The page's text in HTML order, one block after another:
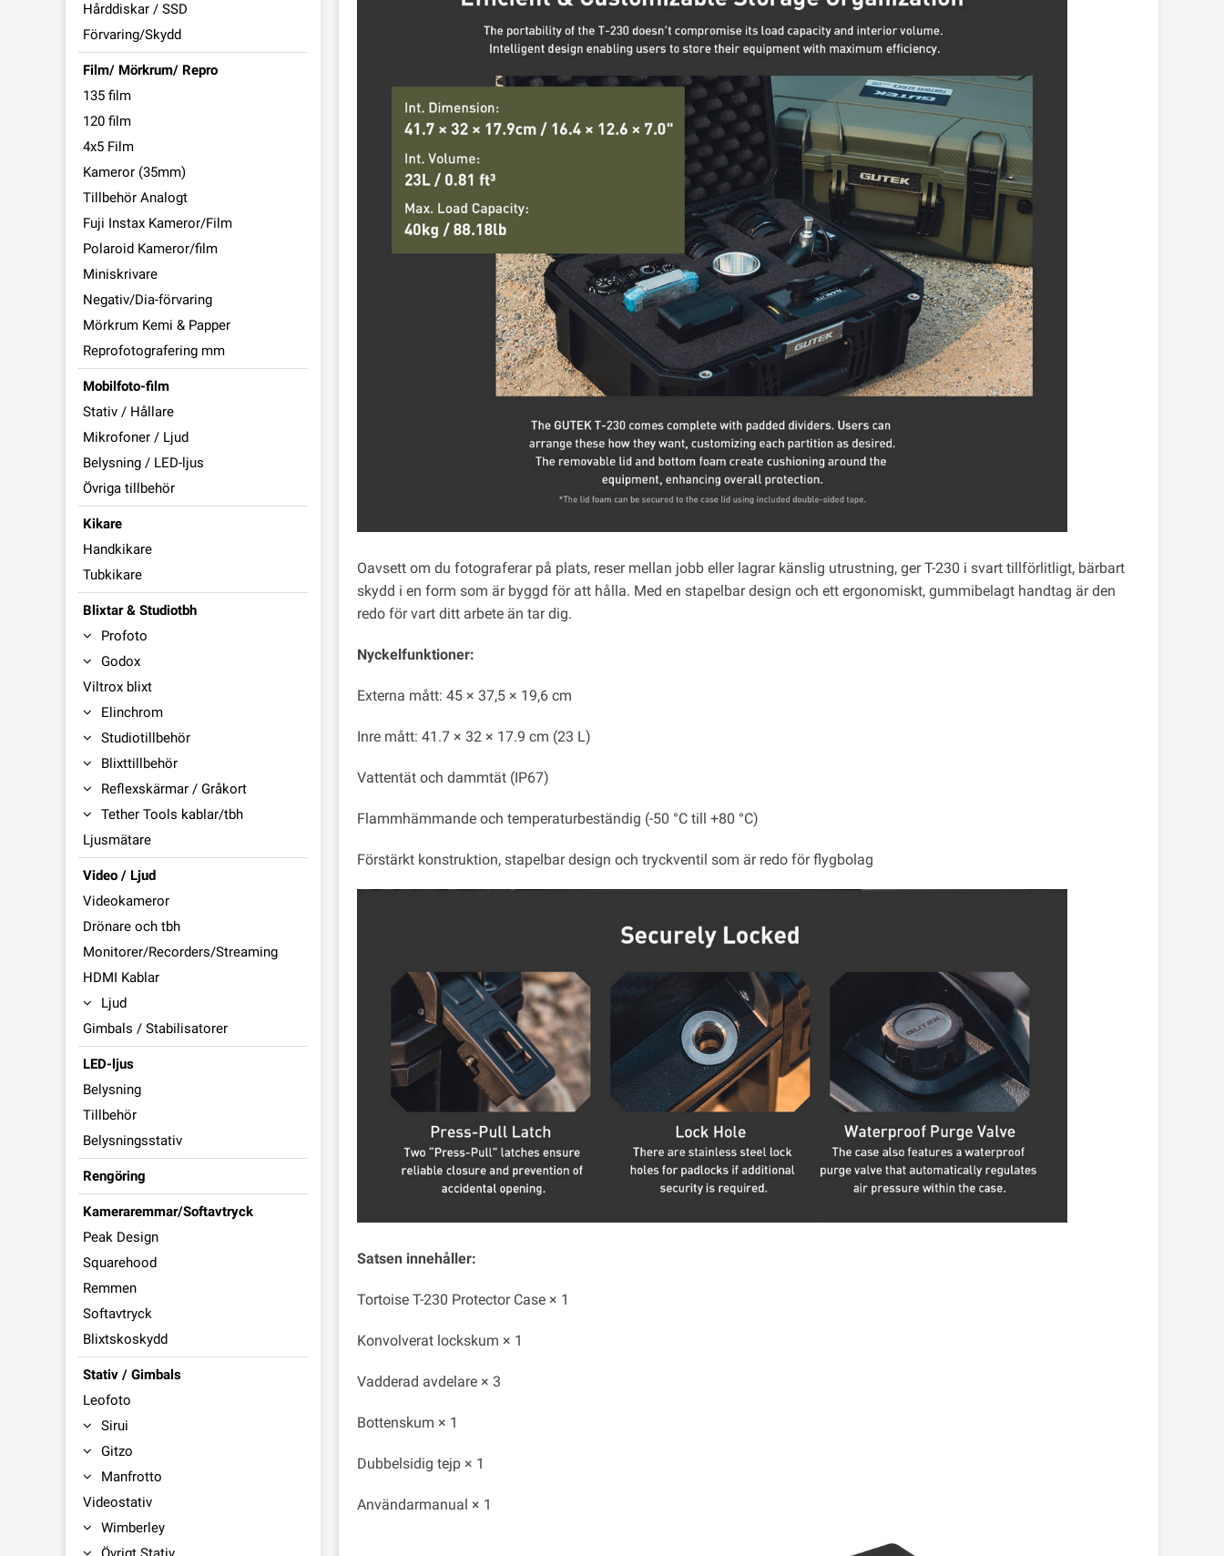
Hårddiskar / SSD
Förvaring/Skydd
Film/ Mörkrum/ Repro
135 film
120 film
4x5 Film
Kameror (35mm)
Tillbehör Analogt
Fuji Instax Kameror/Film
Polaroid Kameror/film
Miniskrivare
Negativ/Dia-förvaring
Mörkrum Kemi & Papper
Reprofotografering mm
Mobilfoto-film
Stativ / Hållare
Mikrofoner / Ljud
Belysning / LED-ljus
Övriga tillbehör
Kikare
Handkikare
Tubkikare
Blixtar & Studiotbh
Profoto
Godox
Viltrox blixt
Elinchrom
Studiotillbehör
Blixttillbehör
Reflexskärmar / Gråkort
Tether Tools kablar/tbh
Ljusmätare
Video / Ljud
Videokameror
Drönare och tbh
Monitorer/Recorders/Streaming
HDMI Kablar
Ljud
Gimbals / Stabilisatorer
LED-ljus
Belysning
Tillbehör
Belysningsstativ
Rengöring
Kameraremmar/Softavtryck
Peak Design
Squarehood
Remmen
Softavtryck
Blixtskoskydd
Stativ / Gimbals
Leofoto
Sirui
Gitzo
Manfrotto
Videostativ
Wimberley
Oavsett om du fotograferar på plats, reser mellan jobb eller lagrar känslig utrustning, ger T-230 i svart tillförlitligt, bärbart
skydd i en form som är byggd för att hålla. Med en stapelbar design och ett ergonomiskt, gummibelagt handtag är den
redo för vart ditt arbete än tar dig.
Nyckelfunktioner:
Externa mått: 45 × 37,5 × 19,6 cm
Inre mått: 41.7 × 32 × 17.9 cm (23 L)
Vattentät och dammtät (IP67)
Flammhämmande och temperaturbeständig (-50 °C till +80 °C)
Förstärkt konstruktion, stapelbar design och tryckventil som är redo för flygbolag
Satsen innehåller:
Tortoise T-230 Protector Case × 1
Konvolverat lockskum × 1
Vadderad avdelare × 3
Bottenskum × 1
Dubbelsidig tejp × 1
Användarmanual × 1